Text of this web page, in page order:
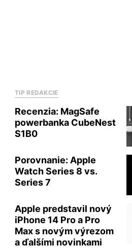
TIP REDAKCIE
Recenzia: MagSafe
powerbanka CubeNest
S1B0
Porovnanie: Apple
Watch Series 8 vs.
Series 7
Apple predstavil nový
iPhone 14 Pro a Pro
Max s novým výrezom
a ďalšími novinkami